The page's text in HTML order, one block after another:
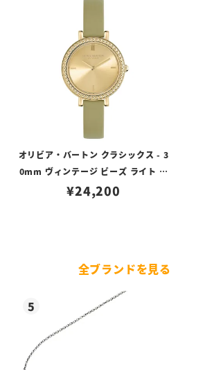
オリビア・バートン クラシックス - 3
0mm ヴィンテージ ビーズ ライト ゴ
ールド サンレイ セージ グリーン レザ
¥24,200
全ブランドを見る